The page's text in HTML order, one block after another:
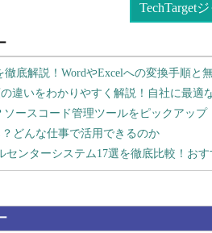
TechTarget
徹底解説！WordやExcelへの変換手順と
の違いをわかりやすく解説！自社に最適
ソースコード管理ツールをピックアップ
どんな仕事で活用できるのか
センターシステム17選を徹底比較！お